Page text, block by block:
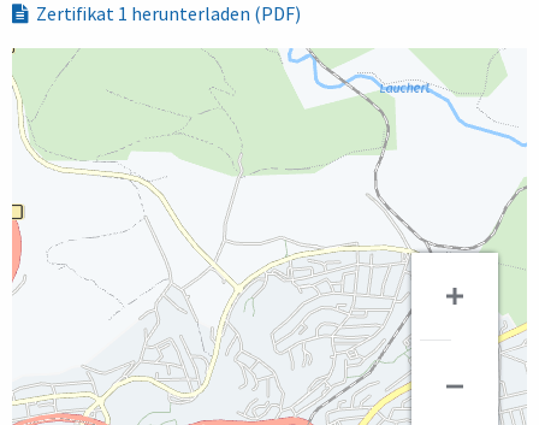
Zertifikat 1 herunterladen (PDF)